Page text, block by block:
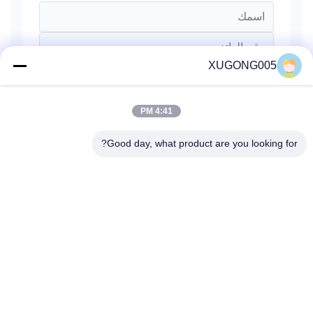
XUGONG005
4:41 PM
Good day, what product are you looking for?